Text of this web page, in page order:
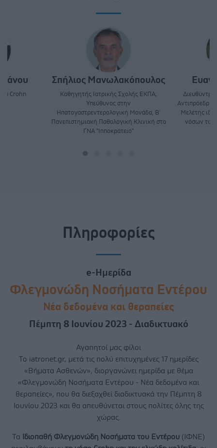
Crohn
Σπήλιος Μανωλακόπουλος
Καθηγητής Ιατρικής Σχολής ΕΚΠΑ,
Υπεύθυνος στην
Ηπατογαστρεντερολογική Μονάδα, Β'
Πανεπιστημιακή Παθολογική Κλινική στο
ΓΝΑ "Ιπποκράτειο"
Μελέτης
νόσων του
Πληροφορίες
e-Ημερίδα
Φλεγμονώδη Νοσήματα Εντέρου
Νέα δεδομένα και θεραπείες
Πέμπτη 8 Ιουνίου 2023 - Διαδικτυακό
Αγαπητοί μας φίλοι
To iatronet.gr, μετά τις πολύ επιτυχημένες 17 ημερίδες
«Βήματα Ασθενών», διοργανώνει ημερίδα με θέμα
«Φλεγμονώδη Νοσήματα Εντέρου - Νέα δεδομένα και
θεραπείες», που θα διεξαχθεί διαδικτυακά την Πέμπτη 8
Ιουνίου 2023 και θα απευθύνεται στους πολίτες όλης της
χώρας.
Τα Ιδιοπαθή Φλεγμονώδη Νοσήματα του Εντέρου (ΙΦΝΕ)